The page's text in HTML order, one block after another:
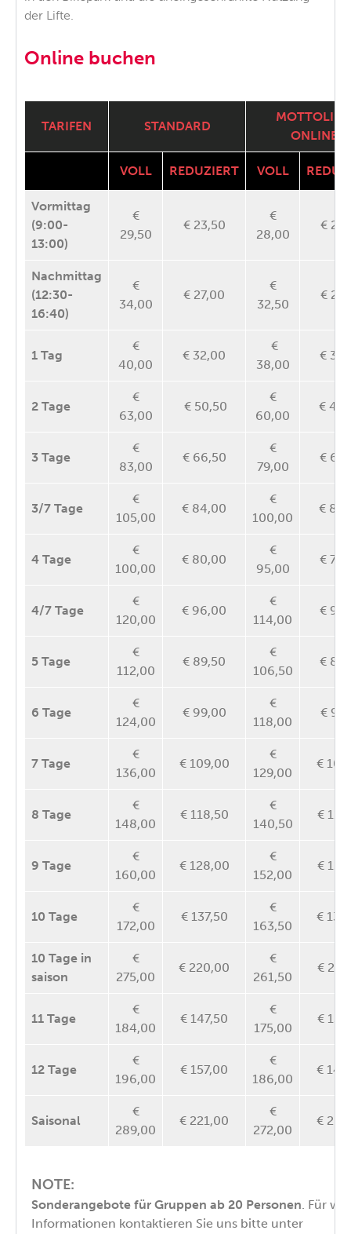
der Lifte.
Online buchen
TARIFEN STANDARD
ONLINE
VOLL REDUZIERT VOLL
Vormittag
(9:00-
13:00)
€
29,50
€ 23,50
€
28,00
€
Nachmittag
(12:30-
16:40)
€
34,00
€ 27,00
€
32,50
€
1 Tag
€
40,00
€ 32,00
€
38,00
€
2 Tage
€
63,00
€ 50,50
€
60,00
€
3 Tage
€
83,00
€ 66,50
€
79,00
€
3/7 Tage
€
105,00
€ 84,00
€
100,00
€
4 Tage
€
100,00
€ 80,00
€
95,00
€
4/7 Tage
€
120,00
€ 96,00
€
114,00
€
5 Tage
€
112,00
€ 89,50
€
106,50
€
6 Tage
€
124,00
€ 99,00
€
118,00
€
7 Tage
€
136,00
€ 109,00
€
129,00
€
8 Tage
€
148,00
€ 118,50
€
140,50
€
9 Tage
€
160,00
€ 128,00
€
152,00
€
10 Tage
€
172,00
€ 137,50
€
163,50
€
10 Tage in
saison
€
275,00
€ 220,00
€
261,50
€
11 Tage
€
184,00
€ 147,50
€
175,00
€
12 Tage
€
196,00
€ 157,00
€
186,00
€
Saisonal
€
289,00
€ 221,00
€
272,00
€
NOTE:
Sonderangebote für Gruppen ab 20 Personen. Für
Informationen kontaktieren Sie uns bitte unter